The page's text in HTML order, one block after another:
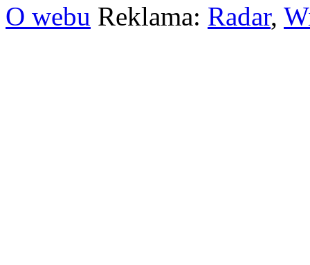
O webu Reklama: Radar,